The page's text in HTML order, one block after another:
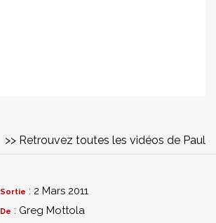
>> Retrouvez toutes les vidéos de Paul
Sortie : 2 Mars 2011
De : Greg Mottola